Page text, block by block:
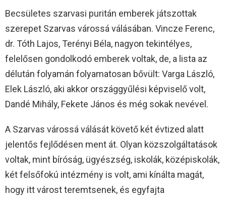
Becsületes szarvasi puritán emberek játszottak
szerepet Szarvas várossá válásában. Vincze Ferenc,
dr. Tóth Lajos, Terényi Béla, nagyon tekintélyes,
felelősen gondolkodó emberek voltak, de, a lista az
délután folyamán folyamatosan bővült: Varga László,
Elek László, aki akkor országgyűlési képviselő volt,
Dandé Mihály, Fekete János és még sokak nevével.
A Szarvas várossá válását követő két évtized alatt
jelentős fejlődésen ment át. Olyan közszolgáltatások
voltak, mint bíróság, ügyészség, iskolák, középiskolák,
két felsőfokú intézmény is volt, ami kínálta magát,
hogy itt várost teremtsenek, és egyfajta